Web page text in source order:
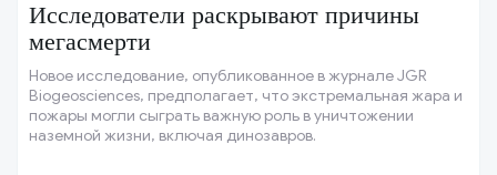
Исследователи раскрывают причины
мегасмерти
Новое исследование, опубликованное в журнале JGR
Biogeosciences, предполагает, что экстремальная жара и
пожары могли сыграть важную роль в уничтожении
наземной жизни, включая динозавров.